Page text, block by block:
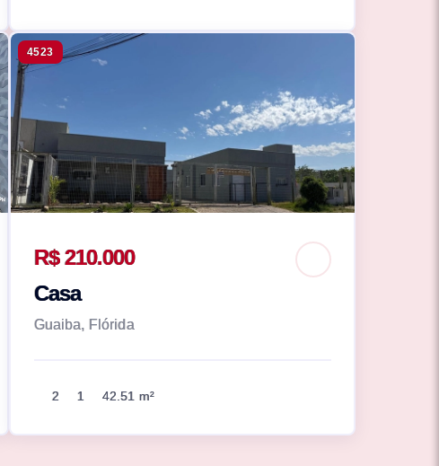
4523
R$ 210.000
Casa
Guaiba, Flórida
2 1 42.51 m²